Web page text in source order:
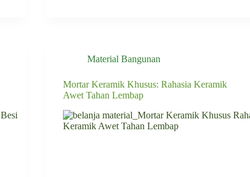
Material Bangunan
Mortar Keramik Khusus: Rahasia Keramik
Awet Tahan Lembap